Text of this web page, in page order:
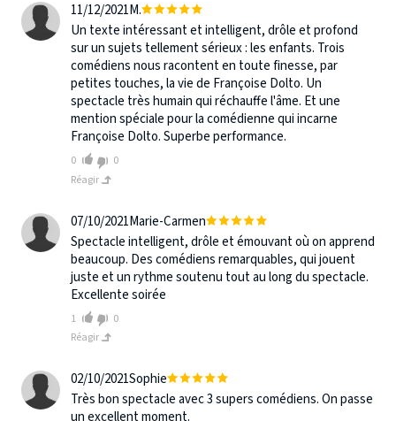
11/12/2021M.
Un texte intéressant et intelligent, drôle et profond
sur un sujets tellement sérieux : les enfants. Trois
comédiens nous racontent en toute finesse, par
petites touches, la vie de Françoise Dolto. Un
spectacle très humain qui réchauffe l'âme. Et une
mention spéciale pour la comédienne qui incarne
Françoise Dolto. Superbe performance.
0
0
Réagir
07/10/2021Marie-Carmen
Spectacle intelligent, drôle et émouvant où on apprend
beaucoup. Des comédiens remarquables, qui jouent
juste et un rythme soutenu tout au long du spectacle.
Excellente soirée
1
0
Réagir
02/10/2021Sophie
Très bon spectacle avec 3 supers comédiens. On passe
un excellent moment.